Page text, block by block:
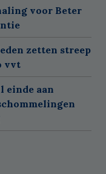
voor Beter
zetten streep
vvt
einde aan